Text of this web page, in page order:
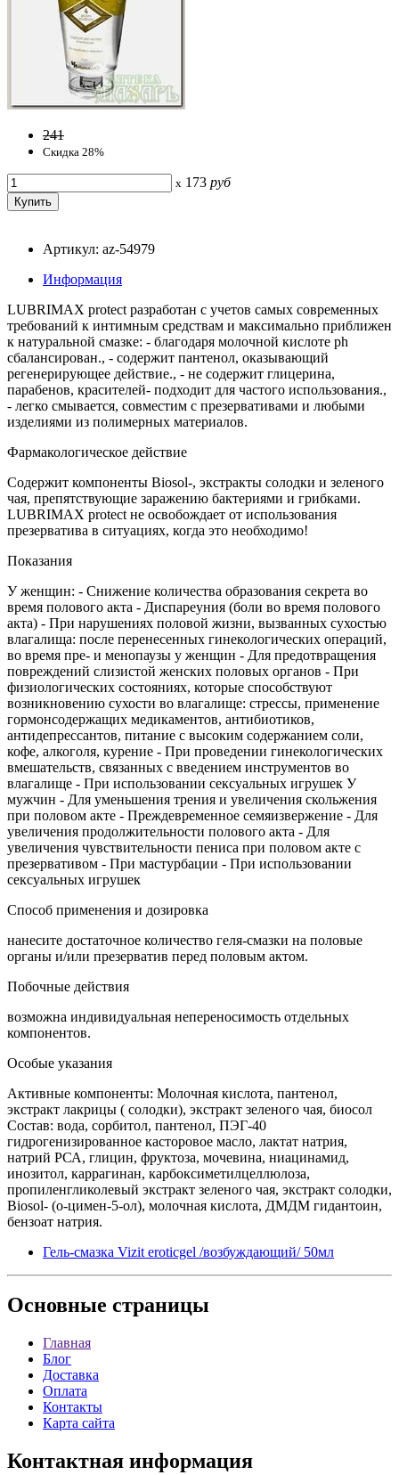
241
Скидка 28%
x 173 руб
Артикул: az-54979
Информация
LUBRIMAX protect разработан с учетов самых современных
требований к интимным средствам и максимально приближен
к натуральной смазке: - благодаря молочной кислоте рh
сбалансирован., - содержит пантенол, оказывающий
регенерирующее действие., - не содержит глицерина,
парабенов, красителей- подходит для частого использования.,
- легко смывается, совместим с презервативами и любыми
изделиями из полимерных материалов.
Фармакологическое действие
Содержит компоненты Biosol-, экстракты солодки и зеленого
чая, препятствующие заражению бактериями и грибками.
LUBRIMAX protect не освобождает от использования
презерватива в ситуациях, когда это необходимо!
Показания
У женщин: - Снижение количества образования секрета во
время полового акта - Диспареуния (боли во время полового
акта) - При нарушениях половой жизни, вызванных сухостью
влагалища: после перенесенных гинекологических операций,
во время пре- и менопаузы у женщин - Для предотвращения
повреждений слизистой женских половых органов - При
физиологических состояниях, которые способствуют
возникновению сухости во влагалище: стрессы, применение
гормонсодержащих медикаментов, антибиотиков,
антидепрессантов, питание с высоким содержанием соли,
кофе, алкоголя, курение - При проведении гинекологических
вмешательств, связанных с введением инструментов во
влагалище - При использовании сексуальных игрушек У
мужчин - Для уменьшения трения и увеличения скольжения
при половом акте - Преждевременное семяизвержение - Для
увеличения продолжительности полового акта - Для
увеличения чувствительности пениса при половом акте с
презервативом - При мастурбации - При использовании
сексуальных игрушек
Способ применения и дозировка
нанесите достаточное количество геля-смазки на половые
органы и/или презерватив перед половым актом.
Побочные действия
возможна индивидуальная непереносимость отдельных
компонентов.
Особые указания
Активные компоненты: Молочная кислота, пантенол,
экстракт лакрицы ( солодки), экстракт зеленого чая, биосол
Состав: вода, сорбитол, пантенол, ПЭГ-40
гидрогенизированное касторовое масло, лактат натрия,
натрий РСА, глицин, фруктоза, мочевина, ниацинамид,
инозитол, каррагинан, карбоксиметилцеллюлоза,
пропиленгликолевый экстракт зеленого чая, экстракт солодки,
Biosol- (о-цимен-5-ол), молочная кислота, ДМДМ гидантоин,
бензоат натрия.
Гель-смазка Vizit eroticgel /возбуждающий/ 50мл
Основные страницы
Главная
Блог
Доставка
Оплата
Контакты
Карта сайта
Контактная информация